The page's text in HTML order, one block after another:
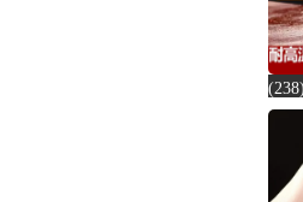
切
用
元)